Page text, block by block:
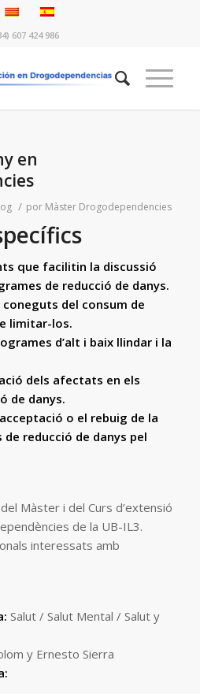
607 424 986
en
/ por Màster Drogodependencies
que facilitin la discussió
de reducció de danys.
del consum de
limitar-los.
d’alt i baix llindar i la
dels afectats en els
de danys.
o el rebuig de la
reducció de danys pel
Màster i del Curs d’extensió
de la UB-IL3.
interessats amb
Salut / Salut Mental / Salut y
y Ernesto Sierra